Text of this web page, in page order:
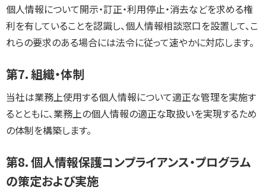
個人情報について開示・訂正・利用停止・消去などを求める権
利を有していることを認識し、個人情報相談窓口を設置して、こ
れらの要求のある場合には法令に従って速やかに対応します。
第7．組織・体制
当社は業務上使用する個人情報について適正な管理を実施す
るとともに、業務上の個人情報の適正な取扱いを実現するため
の体制を構築します。
第8．個人情報保護コンプライアンス・プログラム
の策定および実施